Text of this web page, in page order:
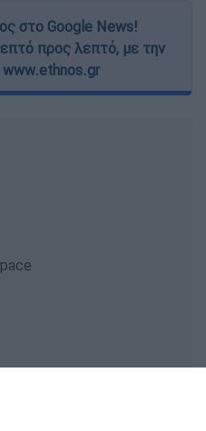
στο Google News!
προς λεπτό, με την